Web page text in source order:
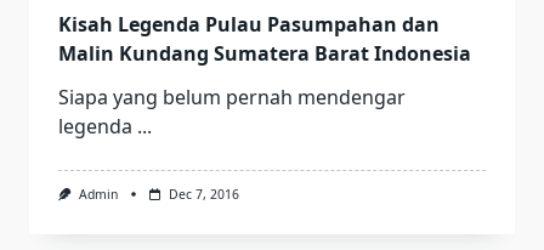
Kisah Legenda Pulau Pasumpahan dan
Malin Kundang Sumatera Barat Indonesia
Siapa yang belum pernah mendengar
legenda ...
Admin Dec 7, 2016